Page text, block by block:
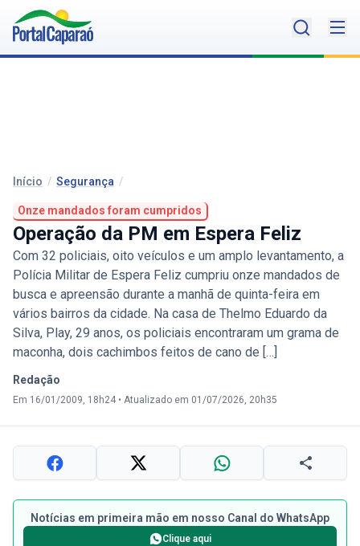
Início / Segurança /
Onze mandados foram cumpridos
Operação da PM em Espera Feliz
Com 32 policiais, oito veículos e um amplo levantamento, a
Polícia Militar de Espera Feliz cumpriu onze mandados de
busca e apreensão durante a manhã de quinta-feira em
vários bairros da cidade. Na casa de Thelmo Eduardo da
Silva, Play, 29 anos, os policiais encontraram um grama de
maconha, dois cachimbos feitos de cano de […]
Redação
Em 16/01/2009, 18h24 • Atualizado em 01/07/2026, 20h35
Notícias em primeira mão em nosso Canal do WhatsApp
Clique aqui